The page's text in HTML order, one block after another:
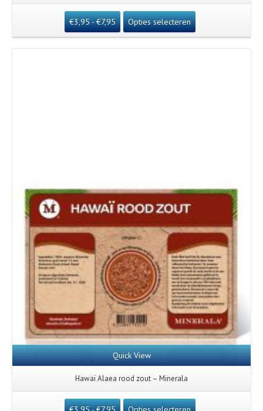
€3,95- €7,95 Opties selecteren
Quick View
Hawaï Alaea rood zout – Minerala